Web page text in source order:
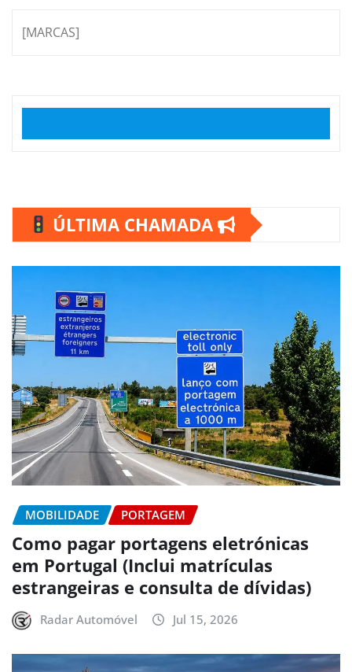
[MARCAS]
ÚLTIMA CHAMADA
MOBILIDADE PORTAGEM
Como pagar portagens eletrónicas
em Portugal (Inclui matrículas
estrangeiras e consulta de dívidas)
Radar Automóvel Jul 15, 2026